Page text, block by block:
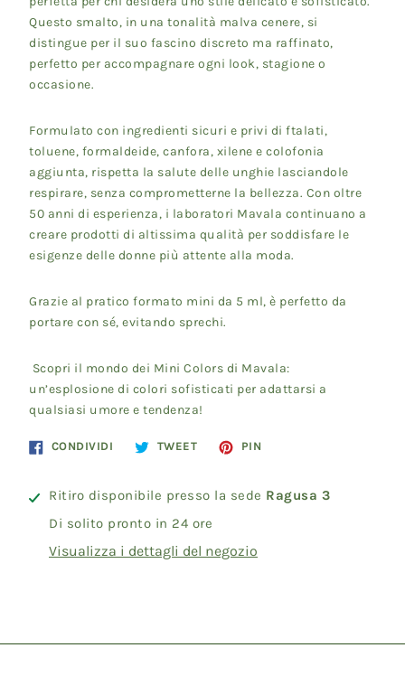
Questo smalto, in una tonalità malva cenere, si
distingue per il suo fascino discreto ma raffinato,
perfetto per accompagnare ogni look, stagione o
occasione.
Formulato con ingredienti sicuri e privi di ftalati,
toluene, formaldeide, canfora, xilene e colofonia
aggiunta, rispetta la salute delle unghie lasciandole
respirare, senza comprometterne la bellezza. Con oltre
50 anni di esperienza, i laboratori Mavala continuano a
creare prodotti di altissima qualità per soddisfare le
esigenze delle donne più attente alla moda.
Grazie al pratico formato mini da 5 ml, è perfetto da
portare con sé, evitando sprechi.
Scopri il mondo dei Mini Colors di Mavala:
un’esplosione di colori sofisticati per adattarsi a
qualsiasi umore e tendenza!
CONDIVIDI Condividi
Facebook
TWEETTwitta
Twitter
PIN
Pinterest
Ritiro disponibile presso la sede Ragusa 3
Di solito pronto in 24 ore
Visualizza i dettagli del negozio